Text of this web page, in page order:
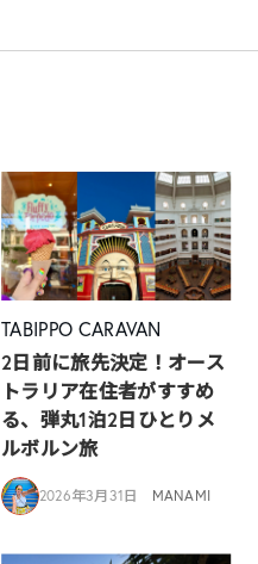
TABIPPO CARAVAN
2日前に旅先決定！オース
トラリア在住者がすすめ
る、弾丸1泊2日ひとりメ
ルボルン旅
2026年3月31日 MANAMI